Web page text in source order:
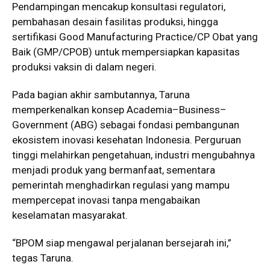
Pendampingan mencakup konsultasi regulatori,
pembahasan desain fasilitas produksi, hingga
sertifikasi Good Manufacturing Practice/CP Obat yang
Baik (GMP/CPOB) untuk mempersiapkan kapasitas
produksi vaksin di dalam negeri.
Pada bagian akhir sambutannya, Taruna
memperkenalkan konsep Academia–Business–
Government (ABG) sebagai fondasi pembangunan
ekosistem inovasi kesehatan Indonesia. Perguruan
tinggi melahirkan pengetahuan, industri mengubahnya
menjadi produk yang bermanfaat, sementara
pemerintah menghadirkan regulasi yang mampu
mempercepat inovasi tanpa mengabaikan
keselamatan masyarakat.
“BPOM siap mengawal perjalanan bersejarah ini,”
tegas Taruna.